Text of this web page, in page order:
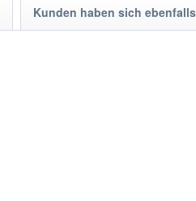
Kunden haben sich